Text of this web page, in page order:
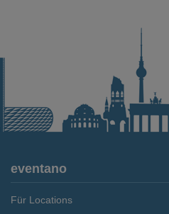
eventano
Für Locations